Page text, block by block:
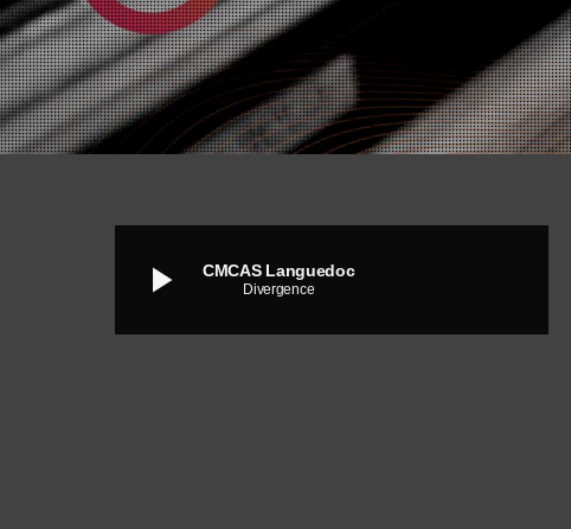
play_arrow CMCAS Languedoc
Divergence